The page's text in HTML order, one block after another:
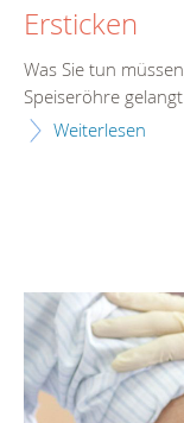
Ersticken
Was Sie tun
Speiseröhre gelangt
Weiterlesen